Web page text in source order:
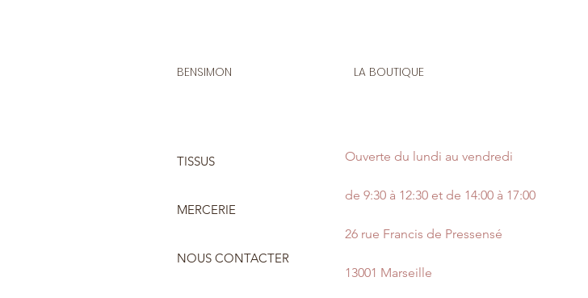
BENSIMON
TISSUS
MERCERIE
NOUS CONTACTER
LA BOUTIQUE
Ouverte du lundi au vendredi
de 9:30 à 12:30 et de 14:00 à 17:00
26 rue Francis de Pressensé
13001 Marseille